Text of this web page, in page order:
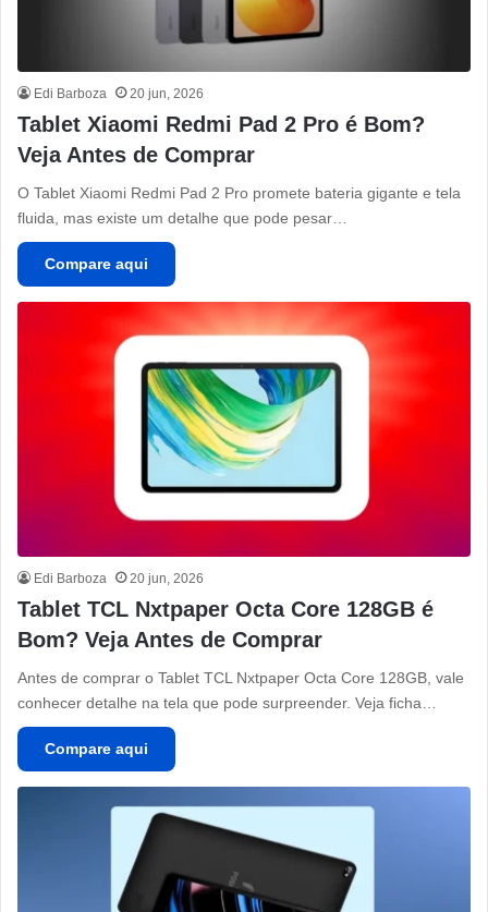
Edi Barboza 20 jun, 2026
Tablet Xiaomi Redmi Pad 2 Pro é Bom?
Veja Antes de Comprar
O Tablet Xiaomi Redmi Pad 2 Pro promete bateria gigante e tela
fluida, mas existe um detalhe que pode pesar…
Compare aqui
Edi Barboza 20 jun, 2026
Tablet TCL Nxtpaper Octa Core 128GB é
Bom? Veja Antes de Comprar
Antes de comprar o Tablet TCL Nxtpaper Octa Core 128GB, vale
conhecer detalhe na tela que pode surpreender. Veja ficha…
Compare aqui